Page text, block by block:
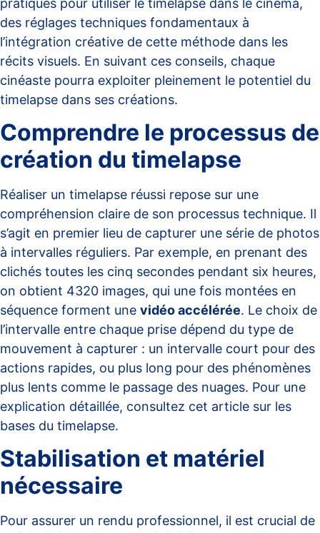
des réglages techniques fondamentaux à
l’intégration créative de cette méthode dans les
récits visuels. En suivant ces conseils, chaque
cinéaste pourra exploiter pleinement le potentiel du
timelapse dans ses créations.
Comprendre le processus de
création du timelapse
Réaliser un timelapse réussi repose sur une
compréhension claire de son processus technique. Il
s’agit en premier lieu de capturer une série de photos
à intervalles réguliers. Par exemple, en prenant des
clichés toutes les cinq secondes pendant six heures,
on obtient 4320 images, qui une fois montées en
séquence forment une vidéo accélérée. Le choix de
l’intervalle entre chaque prise dépend du type de
mouvement à capturer : un intervalle court pour des
actions rapides, ou plus long pour des phénomènes
plus lents comme le passage des nuages. Pour une
explication détaillée, consultez cet article sur les
bases du timelapse.
Stabilisation et matériel
nécessaire
Pour assurer un rendu professionnel, il est crucial de